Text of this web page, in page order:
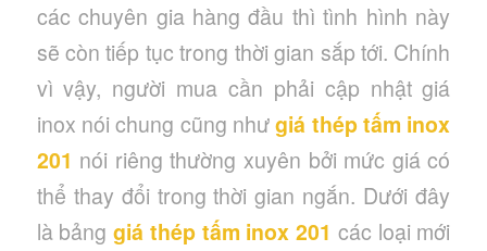
các chuyên gia hàng đầu thì tình hình này
sẽ còn tiếp tục trong thời gian sắp tới. Chính
vì vậy, người mua cần phải cập nhật giá
inox nói chung cũng nhưgiá thép tấm inox
201 nói riêng thường xuyên bởi mức giá có
thể thay đổi trong thời gian ngắn. Dưới đây
là bảnggiá thép tấm inox 201 các loại mới